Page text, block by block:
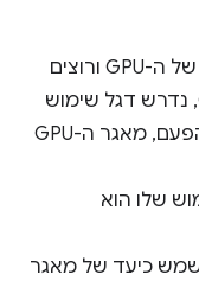
מכיוון שאנחנו כותבים במאגר הראשון של ה-GPU ורוצים
להעתיק אותו למאגר השני של ה-GPU, נדרש דגל שימוש
. הפעם, מאגר ה-GPU
שלו הוא
כיעד של מאגר